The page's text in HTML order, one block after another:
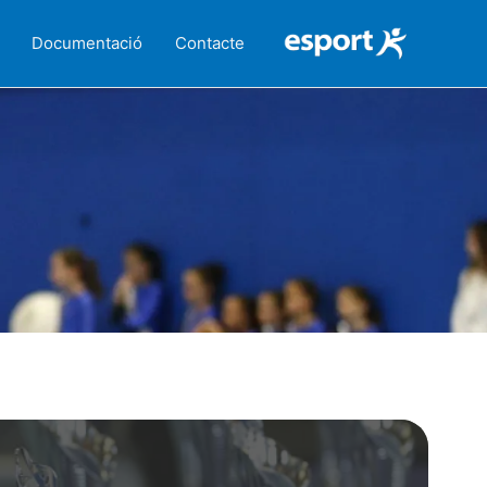
Documentació Contacte